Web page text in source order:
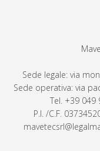
Sede legale: via
Sede operativa: via
Tel. +39 049
P.I. /C.F.